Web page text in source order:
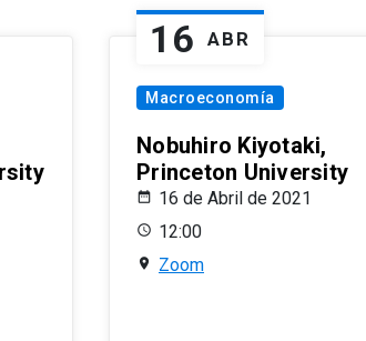
16 ABR
Macroeconomía
Nobuhiro Kiyotaki,
Princeton University
16 de Abril de 2021
12:00
Zoom